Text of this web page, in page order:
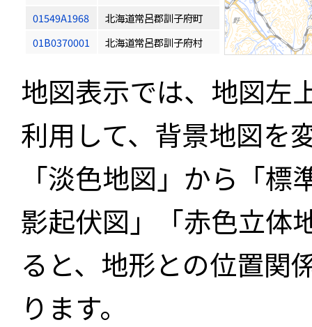
01549A1968
北海道常呂郡訓子府町
01B0370001
北海道常呂郡訓子府村
地図表示では、地図左
利用して、背景地図を
「淡色地図」から「
影起伏図」「赤色立体
ると、地形との位置関
ります。